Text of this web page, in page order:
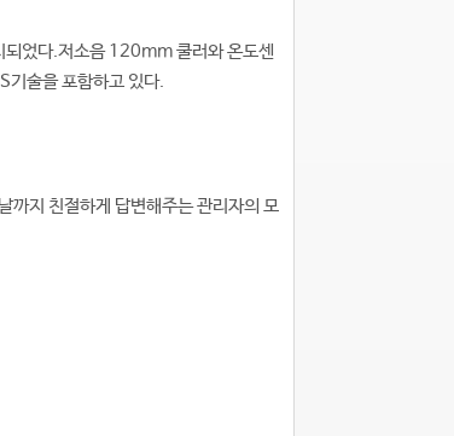
었다.저소음 120mm 쿨러와 온도센
술을 포함하고 있다.
까지 친절하게 답변해주는 관리자의 모